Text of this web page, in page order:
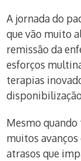
A jornada do
que vão muito
remissão da
esforços
terapias
Mesmo quando
muitos
atrasos que